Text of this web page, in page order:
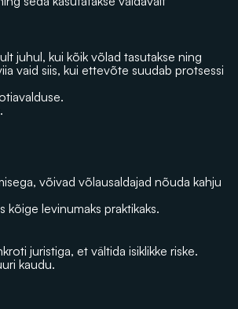
juhul, kui kõik võlad tasutakse ning
vaid siis, kui ettevõte suudab protsessi
võivad võlausaldajad nõuda kahju
levinumaks praktikaks.
juristiga, et vältida isiklikke riske.
kaudu.